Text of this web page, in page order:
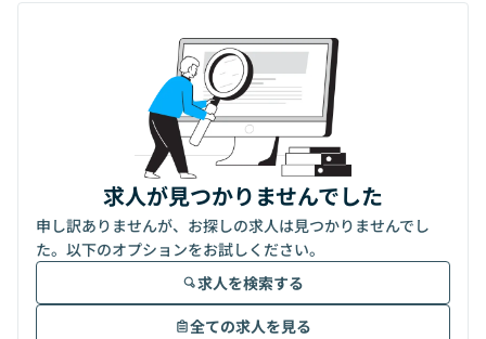
求人が見つかりませんでした
申し訳ありませんが、お探しの求人は見つかりませんでし
た。以下のオプションをお試しください。
求人を検索する
全ての求人を見る